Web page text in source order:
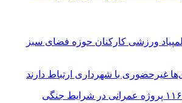
ورزشی کارکنان حوزه فضای سبز